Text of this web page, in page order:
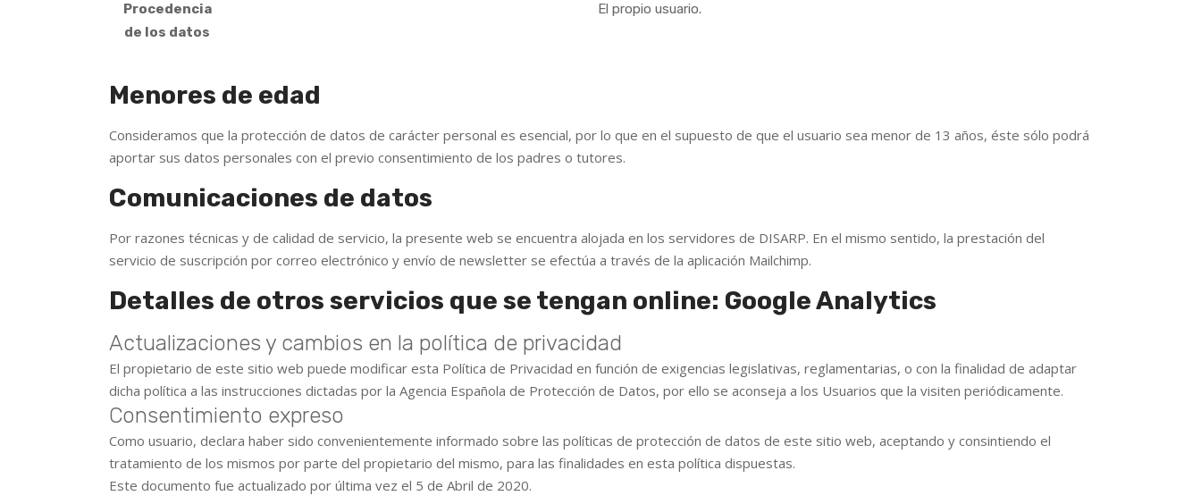
Procedencia
de los datos
El propio usuario.
Menores de edad
Consideramos que la protección de datos de carácter personal es esencial, por lo que en el supuesto de que el usuario sea menor de 13 años, éste sólo podrá
aportar sus datos personales con el previo consentimiento de los padres o tutores.
Comunicaciones de datos
Por razones técnicas y de calidad de servicio, la presente web se encuentra alojada en los servidores de DISARP. En el mismo sentido, la prestación del
servicio de suscripción por correo electrónico y envío de newsletter se efectúa a través de la aplicación Mailchimp.
Detalles de otros servicios que se tengan online: Google Analytics
Actualizaciones y cambios en la política de privacidad
El propietario de este sitio web puede modificar esta Política de Privacidad en función de exigencias legislativas, reglamentarias, o con la finalidad de adaptar
dicha política a las instrucciones dictadas por la Agencia Española de Protección de Datos, por ello se aconseja a los Usuarios que la visiten periódicamente.
Consentimiento expreso
Como usuario, declara haber sido convenientemente informado sobre las políticas de protección de datos de este sitio web, aceptando y consintiendo el
tratamiento de los mismos por parte del propietario del mismo, para las finalidades en esta política dispuestas.
Este documento fue actualizado por última vez el 5 de Abril de 2020.